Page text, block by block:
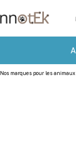
Nos marques pour les